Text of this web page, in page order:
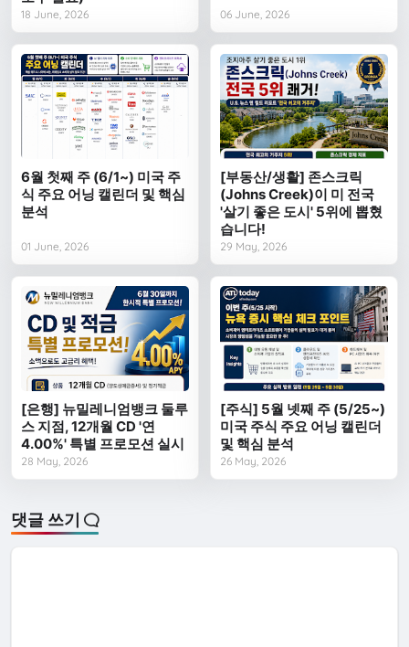
18 June, 2026 06 June, 2026
6월 첫째 주 (6/1~) 미국 주
식 주요 어닝 캘린더 및 핵심
분석
01 June, 2026
[부동산/생활] 존스크릭
(Johns Creek)이 미 전국
'살기 좋은 도시' 5위에 뽑혔
습니다!
29 May, 2026
[은행] 뉴밀레니엄뱅크 둘루
스 지점, 12개월 CD '연
4.00%' 특별 프로모션 실시
28 May, 2026
[주식] 5월 넷째 주 (5/25~)
미국 주식 주요 어닝 캘린더
및 핵심 분석
26 May, 2026
댓글 쓰기